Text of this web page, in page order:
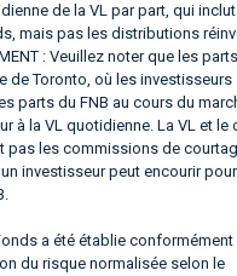
de la VL par part, qui
mais pas les distributions
: Veuillez noter que les
de Toronto, où les investisseurs
parts du FNB au cours du
à la VL quotidienne. La VL et le
pas les commissions de
investisseur peut encourir pour
a été établie conformément
du risque normalisée selon le